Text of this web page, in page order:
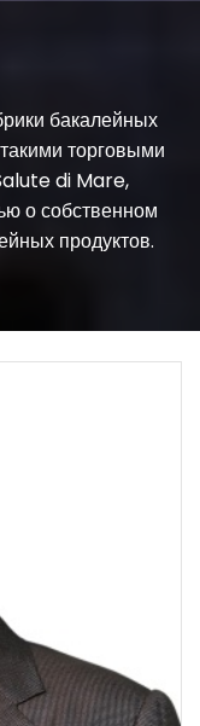
бакалейных
торговыми
di Mare,
о собственном
продуктов.